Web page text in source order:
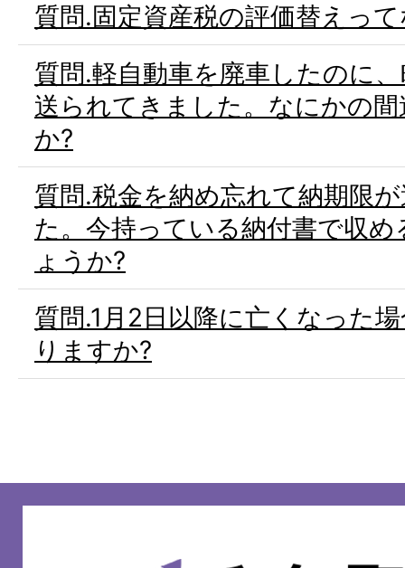
質問.固定資産税の評価替えっ
質問.軽自動車を廃車したのに
送られてきました。なにかの
か?
質問.税金を納め忘れて納期限
た。今持っている納付書で収
ょうか?
質問.1月2日以降に亡くなった
りますか?